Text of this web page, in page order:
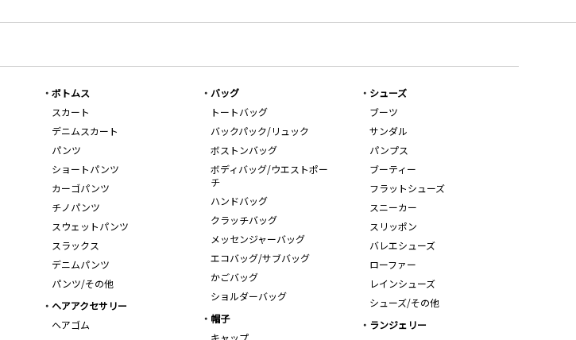
ボトムス
スカート
デニムスカート
パンツ
ショートパンツ
カーゴパンツ
チノパンツ
スウェットパンツ
スラックス
デニムパンツ
パンツ/その他
バッグ
トートバッグ
バックパック/リュック
ボストンバッグ
ボディバッグ/ウエストポー
チ
ハンドバッグ
クラッチバッグ
メッセンジャーバッグ
エコバッグ/サブバッグ
かごバッグ
ショルダーバッグ
シューズ
ブーツ
サンダル
パンプス
ブーティー
フラットシューズ
スニーカー
スリッポン
バレエシューズ
ローファー
レインシューズ
シューズ/その他
ヘアアクセサリー
ヘアゴム
帽子
キャップ
ランジェリー